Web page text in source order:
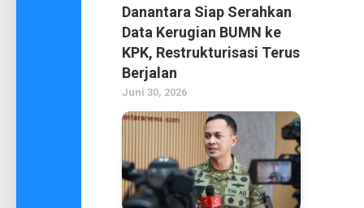
Danantara Siap Serahkan
Data Kerugian BUMN ke
KPK, Restrukturisasi Terus
Berjalan
Juni 30, 2026